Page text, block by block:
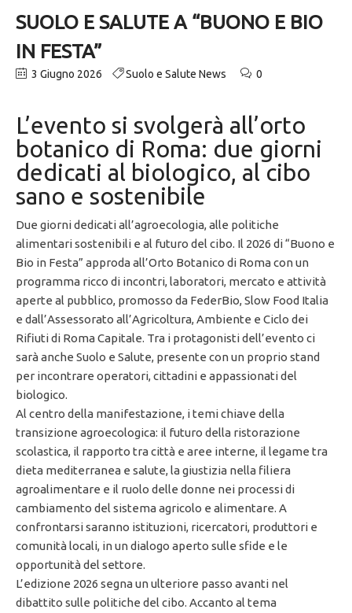
SUOLO E SALUTE A “BUONO E BIO
IN FESTA”
3 Giugno 2026 Suolo e Salute News 0
L’evento si svolgerà all’orto
botanico di Roma: due giorni
dedicati al biologico, al cibo
sano e sostenibile
Due giorni dedicati all’agroecologia, alle politiche
alimentari sostenibili e al futuro del cibo. Il 2026 di “Buono e
Bio in Festa” approda all’Orto Botanico di Roma con un
programma ricco di incontri, laboratori, mercato e attività
aperte al pubblico, promosso da FederBio, Slow Food Italia
e dall’Assessorato all’Agricoltura, Ambiente e Ciclo dei
Rifiuti di Roma Capitale. Tra i protagonisti dell’evento ci
sarà anche Suolo e Salute, presente con un proprio stand
per incontrare operatori, cittadini e appassionati del
biologico.
Al centro della manifestazione, i temi chiave della
transizione agroecologica: il futuro della ristorazione
scolastica, il rapporto tra città e aree interne, il legame tra
dieta mediterranea e salute, la giustizia nella filiera
agroalimentare e il ruolo delle donne nei processi di
cambiamento del sistema agricolo e alimentare. A
confrontarsi saranno istituzioni, ricercatori, produttori e
comunità locali, in un dialogo aperto sulle sfide e le
opportunità del settore.
L’edizione 2026 segna un ulteriore passo avanti nel
dibattito sulle politiche del cibo. Accanto al tema